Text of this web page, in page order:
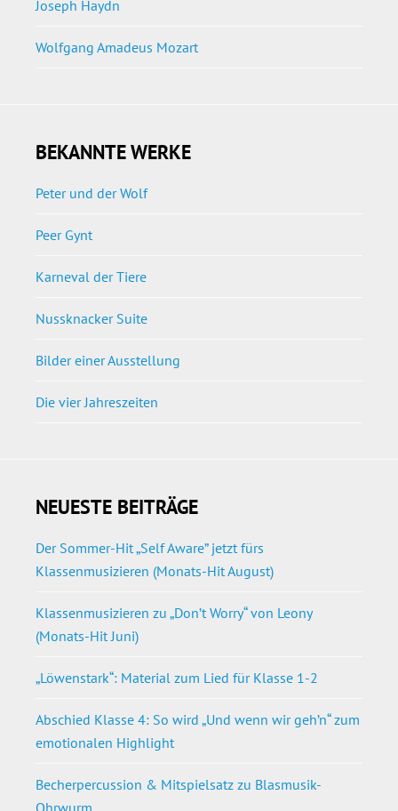
Joseph Haydn
Wolfgang Amadeus Mozart
BEKANNTE WERKE
Peter und der Wolf
Peer Gynt
Karneval der Tiere
Nussknacker Suite
Bilder einer Ausstellung
Die vier Jahreszeiten
NEUESTE BEITRÄGE
Der Sommer-Hit „Self Aware” jetzt fürs
Klassenmusizieren (Monats-Hit August)
Klassenmusizieren zu „Don’t Worry“ von Leony
(Monats-Hit Juni)
„Löwenstark“: Material zum Lied für Klasse 1-2
Abschied Klasse 4: So wird „Und wenn wir geh’n“ zum
emotionalen Highlight
Becherpercussion & Mitspielsatz zu Blasmusik-
Ohrwurm